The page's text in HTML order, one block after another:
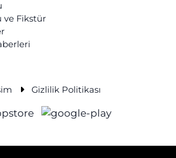
ve Fikstür
Gizlilik Politikası